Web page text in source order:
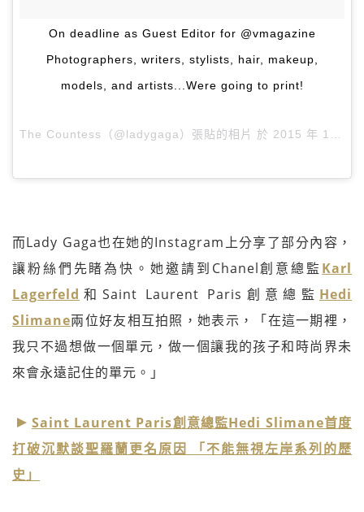
On deadline as Guest Editor for @vmagazine
Photographers, writers, stylists, hair, makeup,
models, and artists...Were going to print!
The Countess（@ladygaga）張貼的相片 於 2015 年 12月 月 9 12:25下午 PST
而Lady Gaga也在她的Instagram上分享了部分內容，
讓粉絲們先睹為快。她邀請到Chanel創意總監 Karl
Lagerfeld 和Saint Laurent Paris創意總監 Hedi
Slimane兩位好友相互拍照，她表示，「在這一期裡，
我只不過想做一個單元，做一個讓我的孩子和時尚界未
來會永遠記住的單元。」
Saint Laurent Paris創意總監Hedi Slimane首度
打破沉默談聖羅蘭更名原因 「不能無視左岸系列的歷
史」